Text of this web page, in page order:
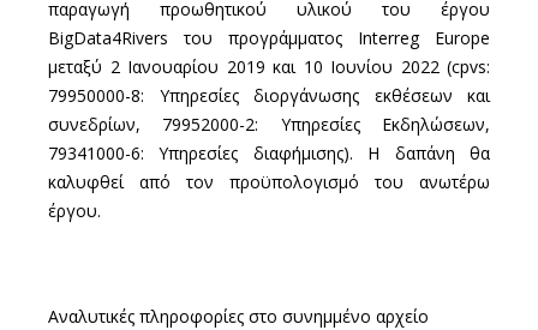
παραγωγή προωθητικού υλικού του έργου
BigData4Rivers του προγράμματος Interreg Europe
μεταξύ 2 Ιανουαρίου 2019 και 10 Ιουνίου 2022 (cpvs:
79950000-8: Υπηρεσίες διοργάνωσης εκθέσεων και
συνεδρίων, 79952000-2: Υπηρεσίες Εκδηλώσεων,
79341000-6: Υπηρεσίες διαφήμισης). Η δαπάνη θα
καλυφθεί από τον προϋπολογισμό του ανωτέρω
έργου.
Αναλυτικές πληροφορίες στο συνημμένο αρχείο